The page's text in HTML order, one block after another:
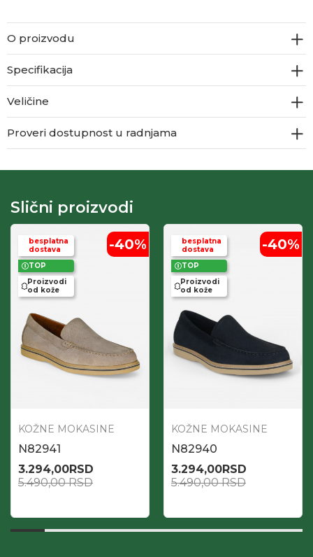
O proizvodu
Specifikacija
Veličine
Proveri dostupnost u radnjama
Slični proizvodi
besplatna
dostava
TOP
Proizvodi
od kože
-40%
KOŽNE MOKASINE
N82941
3.294,00RSD
5.490,00RSD
besplatna
dostava
TOP
Proizvodi
od kože
-40%
KOŽNE MOKASINE
N82940
3.294,00RSD
5.490,00RSD